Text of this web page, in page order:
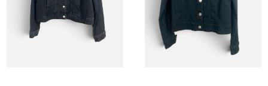
Talla
USA